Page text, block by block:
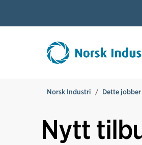
Norsk Industri Dette
Nytt